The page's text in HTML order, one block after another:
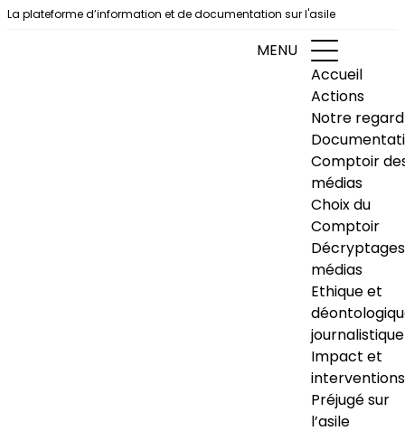
Aller au contenu
La plateforme d’information et de documentation sur l'asile
MENU
Accueil
Actions
Notre regard
Comptoir
médias
Choix du
Comptoir
Décryptages
médias
Ethique et
journalistique
Impact et
interventions
Préjugé sur
l’asile